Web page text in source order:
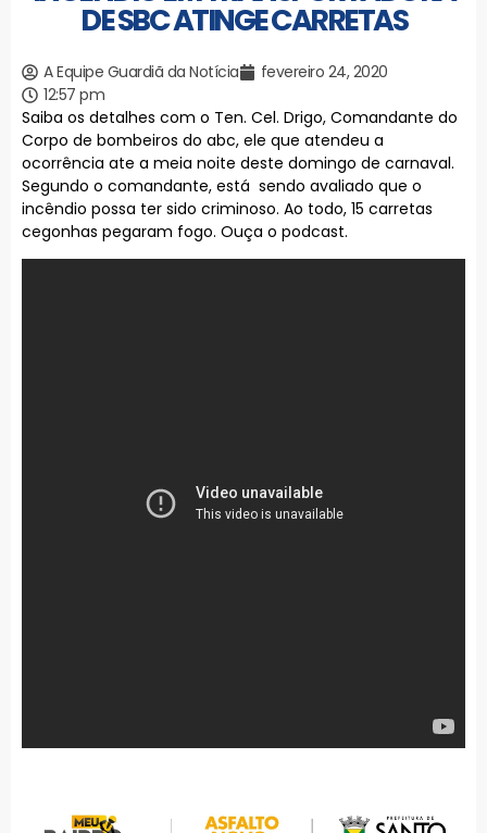
DE SBC ATINGE CARRETAS
A Equipe Guardiã da Notícia
fevereiro 24, 2020
12:57 pm
Saiba os detalhes com o Ten. Cel. Drigo, Comandante do
Corpo de bombeiros do abc, ele que atendeu a
ocorrência ate a meia noite deste domingo de carnaval.
Segundo o comandante, está sendo avaliado que o
incêndio possa ter sido criminoso. Ao todo, 15 carretas
cegonhas pegaram fogo. Ouça o podcast.